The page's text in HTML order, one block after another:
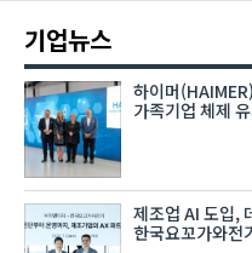
기업뉴스
하이머
가족기업 체제
제조업 AI 도입,
한국요꼬가와전